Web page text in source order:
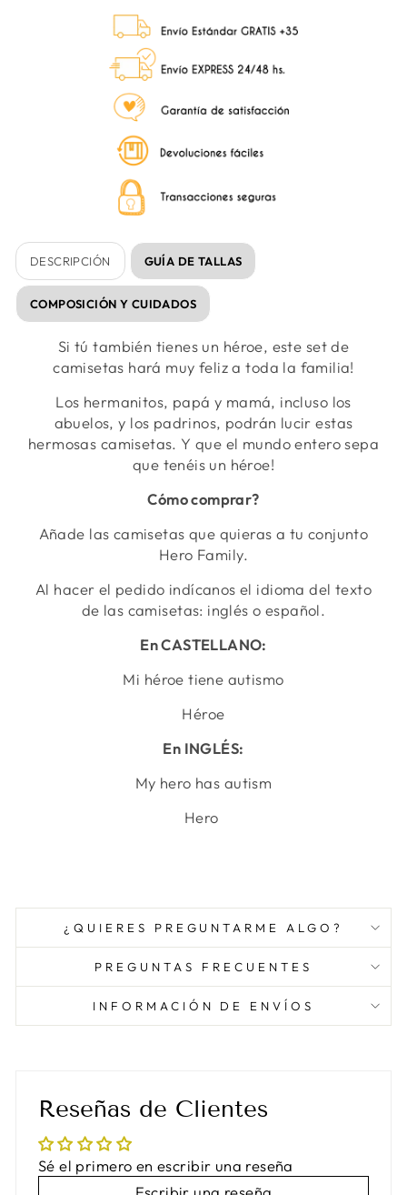
DESCRIPCIÓN GUÍA DE TALLAS
COMPOSICIÓN Y CUIDADOS
Si tú también tienes un héroe, este set de
camisetas hará muy feliz a toda la familia!
Los hermanitos, papá y mamá, incluso los
abuelos, y los padrinos, podrán lucir estas
hermosas camisetas. Y que el mundo entero sepa
que tenéis un héroe!
Cómo comprar?
Añade las camisetas que quieras a tu conjunto
Hero Family.
Al hacer el pedido indícanos el idioma del texto
de las camisetas: inglés o español.
En CASTELLANO:
Mi héroe tiene autismo
Héroe
En INGLÉS:
My hero has autism
Hero
¿QUIERES PREGUNTARME ALGO?
PREGUNTAS FRECUENTES
INFORMACIÓN DE ENVÍOS
Reseñas de Clientes
Sé el primero en escribir una reseña